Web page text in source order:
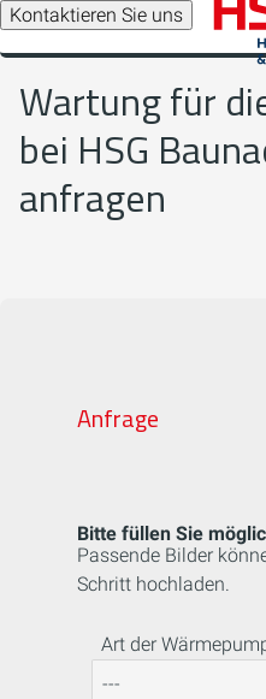
Kontaktieren Sie uns
Wartung für
bei HSG
anfragen
Anfrage
Bitte füllen Sie
Passende Bilder
Schritt hochladen.
Art der